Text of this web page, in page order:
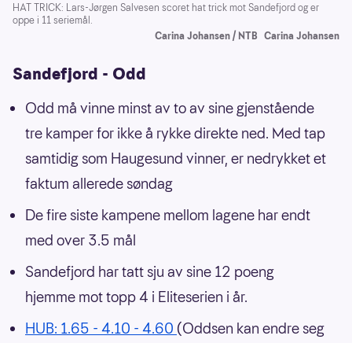
HAT TRICK: Lars-Jørgen Salvesen scoret hat trick mot Sandefjord og er
oppe i 11 seriemål.
Carina Johansen / NTB Carina Johansen
Sandefjord - Odd
Odd må vinne minst av to av sine gjenstående
tre kamper for ikke å rykke direkte ned. Med tap
samtidig som Haugesund vinner, er nedrykket et
faktum allerede søndag
De fire siste kampene mellom lagene har endt
med over 3.5 mål
Sandefjord har tatt sju av sine 12 poeng
hjemme mot topp 4 i Eliteserien i år.
HUB: 1.65 - 4.10 - 4.60 (Oddsen kan endre seg